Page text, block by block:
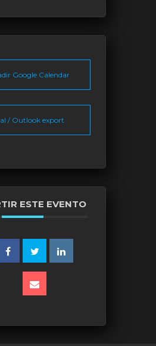
Google Calendar
/ Outlook export
ESTE EVENTO